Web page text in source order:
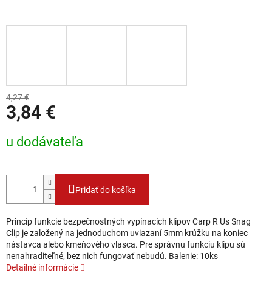
4,27 €
3,84 €
u dodávateľa
Pridať do košíka
Princíp funkcie bezpečnostných vypínacích klipov Carp R Us Snag
Clip je založený na jednoduchom uviazaní 5mm krúžku na koniec
nástavca alebo kmeňového vlasca. Pre správnu funkciu klipu sú
nenahraditeľné, bez nich fungovať nebudú. Balenie: 10ks
Detailné informácie